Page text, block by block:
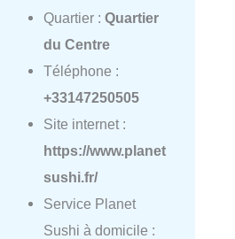
Quartier : Quartier
du Centre
Téléphone :
+33147250505
Site internet :
https://www.planet
sushi.fr/
Service Planet
Sushi à domicile :